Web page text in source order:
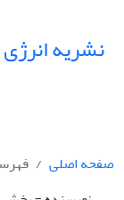
نشریه
صفحه اصلی